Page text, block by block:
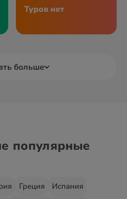
Туров нет
больше
популярные
Греция
Испания